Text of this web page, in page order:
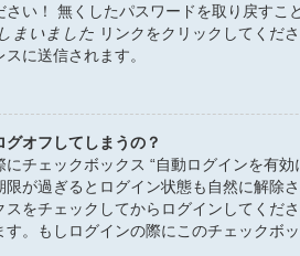
さい！ 無くしたパスワードを取り戻す
まいました リンクをクリックしてくだ
に送信されます。
グオフしてしまうの？
にチェックボックス “自動ログインを有
限が過ぎるとログイン状態も自然に解除
スをチェックしてからログインしてくだ
す。もしログインの際にこのチェックボ